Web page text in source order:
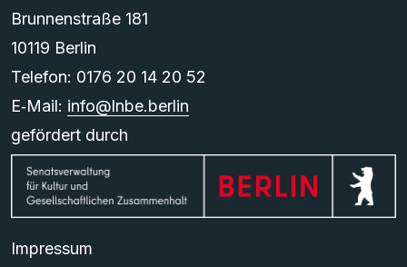
Brunnenstraße 181
10119 Berlin
Telefon: 0176 20 14 20 52
E‑Mail: info@lnbe.berlin
gefördert durch
Impressum